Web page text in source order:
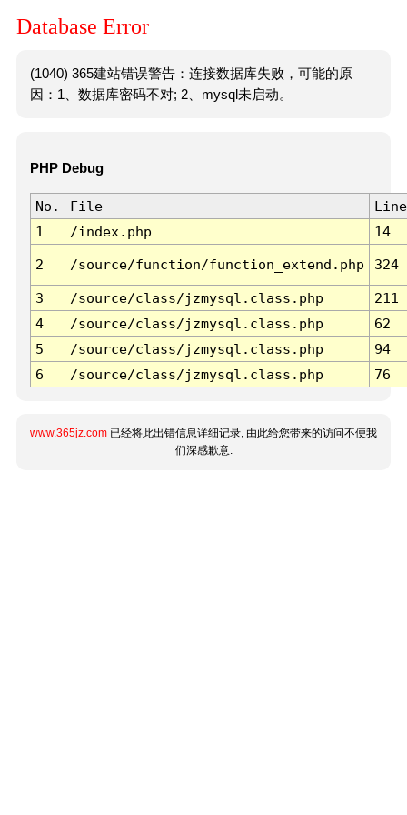
Database Error
(1040) 365建站错误警告：连接数据库失败，可能的原
因：1、数据库密码不对; 2、mysql未启动。
PHP Debug
No. File
Line
1
/index.php 14
2 /source/function/function_extend.php 324
3 /source/class/jzmysql.class.php
211
4
/source/class/jzmysql.class.php
62
5
/source/class/jzmysql.class.php
94
6
/source/class/jzmysql.class.php 76
www.365jz.com 已经将此出错信息详细记录, 由此给您带来的访问不便我
们深感歉意.